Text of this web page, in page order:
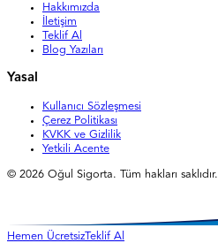
Hakkımızda
İletişim
Teklif Al
Blog Yazıları
Yasal
Kullanıcı Sözleşmesi
Çerez Politikası
KVKK ve Gizlilik
Yetkili Acente
© 2026 Oğul Sigorta. Tüm hakları saklıdır.
Hemen ÜcretsizTeklif Al